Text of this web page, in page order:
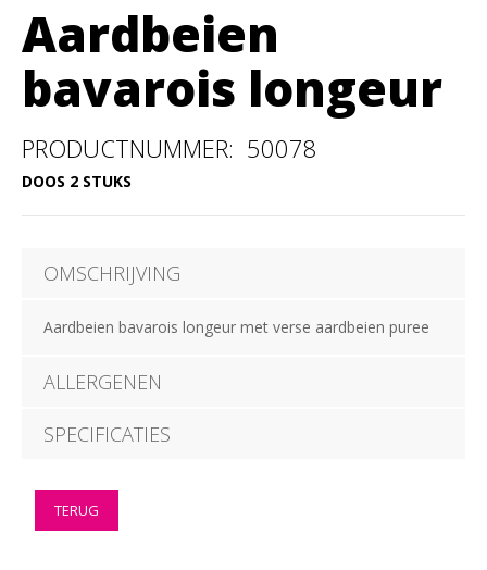
Aardbeien
bavarois longeur
PRODUCTNUMMER: 50078
DOOS 2 STUKS
OMSCHRIJVING
Aardbeien bavarois longeur met verse aardbeien puree
ALLERGENEN
SPECIFICATIES
TERUG